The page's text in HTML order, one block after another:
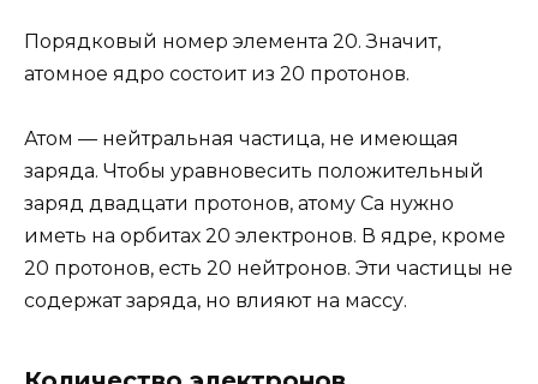
Порядковый номер элемента 20. Значит,
атомное ядро состоит из 20 протонов.
Атом — нейтральная частица, не имеющая
заряда. Чтобы уравновесить положительный
заряд двадцати протонов, атому Ca нужно
иметь на орбитах 20 электронов. В ядре, кроме
20 протонов, есть 20 нейтронов. Эти частицы не
содержат заряда, но влияют на массу.